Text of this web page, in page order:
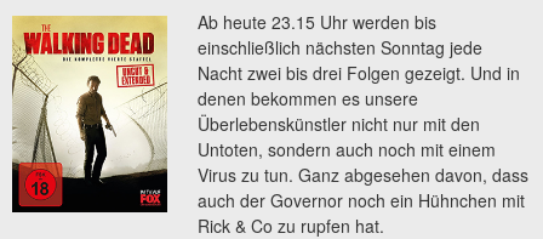
Ab heute 23.15 Uhr werden bis
einschließlich nächsten Sonntag jede
Nacht zwei bis drei Folgen gezeigt. Und in
denen bekommen es unsere
Überlebenskünstler nicht nur mit den
Untoten, sondern auch noch mit einem
Virus zu tun. Ganz abgesehen davon, dass
auch der Governor noch ein Hühnchen mit
Rick & Co zu rupfen hat.